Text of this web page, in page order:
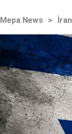
Mepa News >